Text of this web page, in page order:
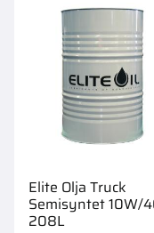
Elite Olja Truck
Semisyntet 10W/
208L